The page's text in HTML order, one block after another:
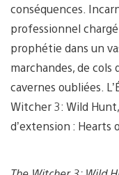
conséquences.
professionnel
prophétie dans un
marchandes, de
cavernes oubliées.
Witcher 3: Wild Hunt,
d’extension : Hearts